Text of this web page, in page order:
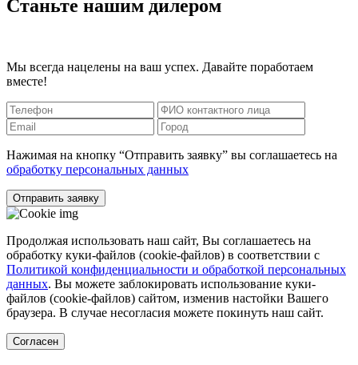
Станьте нашим дилером
Мы всегда нацелены на ваш успех. Давайте поработаем
вместе!
Нажимая на кнопку “Отправить заявку” вы соглашаетесь на
обработку персональных данных
Отправить заявку
Продолжая использовать наш сайт, Вы соглашаетесь на
обработку куки-файлов (cookie-файлов) в соответствии с
Политикой конфиденциальности и обработкой персональных
данных. Вы можете заблокировать использование куки-
файлов (cookie-файлов) сайтом, изменив настойки Вашего
браузера. В случае несогласия можете покинуть наш сайт.
Согласен